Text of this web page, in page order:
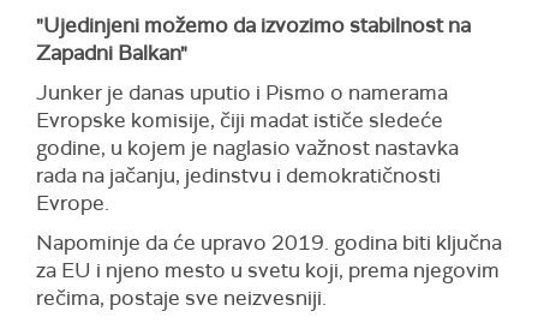
"Ujedinjeni možemo da izvozimo stabilnost na
Zapadni Balkan"
Junker je danas uputio i Pismo o namerama
Evropske komisije, čiji madat ističe sledeće
godine, u kojem je naglasio važnost nastavka
rada na jačanju, jedinstvu i demokratičnosti
Evrope.
Napominje da će upravo 2019. godina biti ključna
za EU i njeno mesto u svetu koji, prema njegovim
rečima, postaje sve neizvesniji.